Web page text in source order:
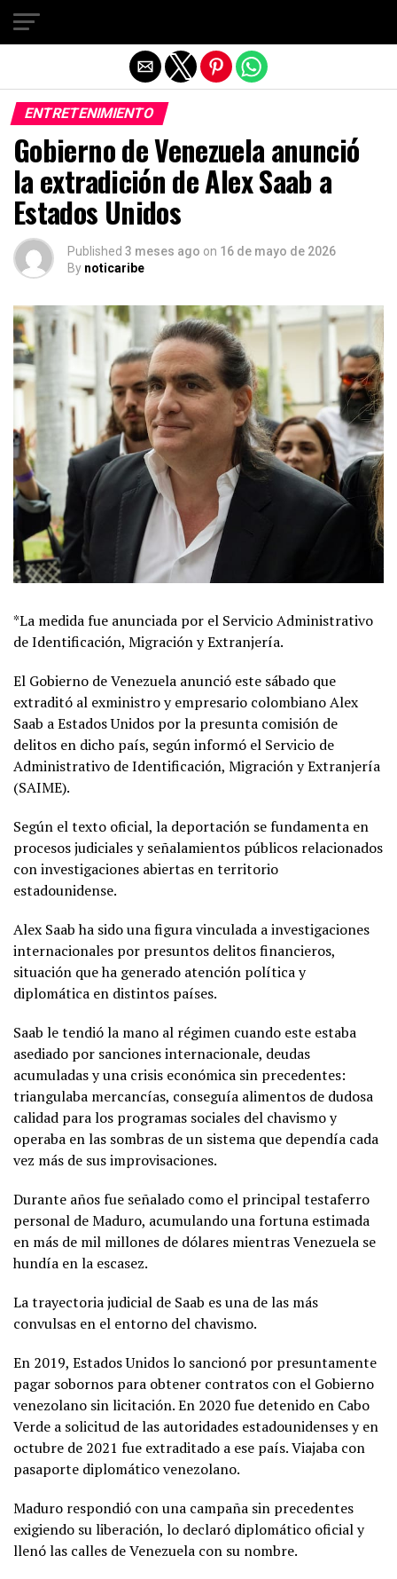
ENTRETENIMIENTO
Gobierno de Venezuela anunció
la extradición de Alex Saab a
Estados Unidos
Published 3 meses ago on 16 de mayo de 2026
By noticaribe
*La medida fue anunciada por el Servicio Administrativo
de Identificación, Migración y Extranjería.
El Gobierno de Venezuela anunció este sábado que
extraditó al exministro y empresario colombiano Alex
Saab a Estados Unidos por la presunta comisión de
delitos en dicho país, según informó el Servicio de
Administrativo de Identificación, Migración y Extranjería
(SAIME).
Según el texto oficial, la deportación se fundamenta en
procesos judiciales y señalamientos públicos relacionados
con investigaciones abiertas en territorio
estadounidense.
Alex Saab ha sido una figura vinculada a investigaciones
internacionales por presuntos delitos financieros,
situación que ha generado atención política y
diplomática en distintos países.
Saab le tendió la mano al régimen cuando este estaba
asediado por sanciones internacionale, deudas
acumuladas y una crisis económica sin precedentes:
triangulaba mercancías, conseguía alimentos de dudosa
calidad para los programas sociales del chavismo y
operaba en las sombras de un sistema que dependía cada
vez más de sus improvisaciones.
Durante años fue señalado como el principal testaferro
personal de Maduro, acumulando una fortuna estimada
en más de mil millones de dólares mientras Venezuela se
hundía en la escasez.
La trayectoria judicial de Saab es una de las más
convulsas en el entorno del chavismo.
En 2019, Estados Unidos lo sancionó por presuntamente
pagar sobornos para obtener contratos con el Gobierno
venezolano sin licitación. En 2020 fue detenido en Cabo
Verde a solicitud de las autoridades estadounidenses y en
octubre de 2021 fue extraditado a ese país. Viajaba con
pasaporte diplomático venezolano.
Maduro respondió con una campaña sin precedentes
exigiendo su liberación, lo declaró diplomático oficial y
llenó las calles de Venezuela con su nombre.